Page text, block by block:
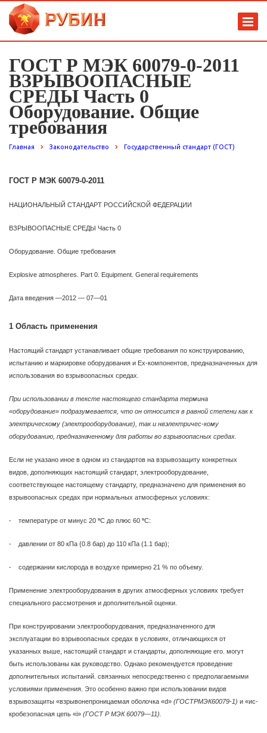
ГОСТ Р МЭК 60079-0-2011
ВЗРЫВООПАСНЫЕ
СРЕДЫ Часть 0
Оборудование. Общие
требования
Главная Законодательство Государственный стандарт (ГОСТ)
ГОСТ Р МЭК 60079-0-2011
НАЦИОНАЛЬНЫЙ СТАНДАРТ РОССИЙСКОЙ ФЕДЕРАЦИИ
ВЗРЫВООПАСНЫЕ СРЕДЫ Часть 0
Оборудование. Общие требования
Explosive atmospheres. Part 0. Equipment. General requirements
Дата введения —2012 — 07—01
1 Область применения
Настоящий стандарт устанавливает общие требования по конструированию,
испытанию и маркировке оборудования и Ex-компонентов, предназначенных для
использования во взрывоопасных средах.
При использовании в тексте настоящего стандарта термина
«оборудование» подразумевается, что он относится в равной степени как к
электрическому (электрооборудование), так и нвэлектричес-кому
оборудованию, предназначенному для работы во взрывоопасных средах.
Если не указано иное в одном из стандартов на взрывозащиту конкретных
видов, дополняющих настоящий стандарт, электрооборудование,
соответствующее настоящему стандарту, предназначено для применения во
взрывоопасных средах при нормальных атмосферных условиях:
- температуре от минус 20 вС до плюс 60 вС:
- давлении от 80 кПа {0.8 бар) до 110 кПа (1.1 бар);
- содержании кислорода в воздухе примерно 21 % по объему.
Применение электрооборудования в других атмосферных условиях требует
специального рассмотрения и дополнительной оценки.
При конструировании электрооборудования, предназначенного для
эксплуатации во взрывоопасных средах в условиях, отличающихся от
указанных выше, настоящий стандарт и стандарты, дополняющие его. могут
быть использованы как руководство. Однако рекомендуется проведение
дополнительных испытаний. связанных непосредственно с предполагаемыми
условиями применения. Это особенно важно при использовании видов
взрывозащиты «взрывонепроницаемая оболочка «d» (ГОСТРМЭК60079-1) и «ис-
кробеэопасная цепь «i» (ГОСТ Р МЭК 60079—11).